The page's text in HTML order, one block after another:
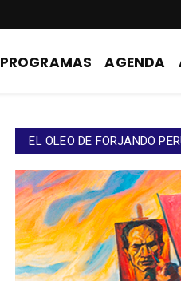
PROGRAMAS AGENDA
EL OLEO DE FORJANDO